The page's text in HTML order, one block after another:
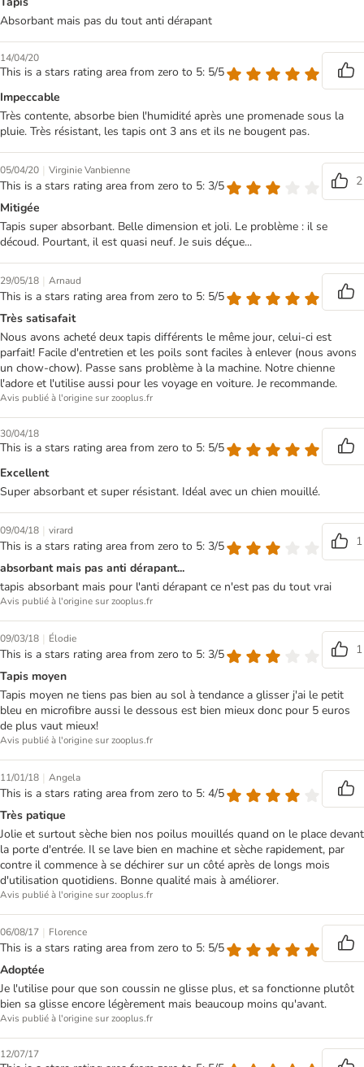
Absorbant mais pas du tout anti dérapant
14/04/20
This is a stars rating area from zero to 5: 5/5
Impeccable
Très contente, absorbe bien l'humidité après une promenade sous la
pluie. Très résistant, les tapis ont 3 ans et ils ne bougent pas.
05/04/20 | Virginie Vanbienne
This is a stars rating area from zero to 5: 3/5
2
Mitigée
Tapis super absorbant. Belle dimension et joli. Le problème : il se
découd. Pourtant, il est quasi neuf. Je suis déçue...
29/05/18 | Arnaud
This is a stars rating area from zero to 5: 5/5
Très satisafait
Nous avons acheté deux tapis différents le même jour, celui-ci est
parfait! Facile d'entretien et les poils sont faciles à enlever (nous avons
un chow-chow). Passe sans problème à la machine. Notre chienne
l'adore et l'utilise aussi pour les voyage en voiture. Je recommande.
Avis publié à l'origine sur zooplus.fr
30/04/18
This is a stars rating area from zero to 5: 5/5
Excellent
Super absorbant et super résistant. Idéal avec un chien mouillé.
09/04/18 | virard
This is a stars rating area from zero to 5: 3/5
1
absorbant mais pas anti dérapant...
tapis absorbant mais pour l'anti dérapant ce n'est pas du tout vrai
Avis publié à l'origine sur zooplus.fr
09/03/18 | Élodie
This is a stars rating area from zero to 5: 3/5
1
Tapis moyen
Tapis moyen ne tiens pas bien au sol à tendance a glisser j'ai le petit
bleu en microfibre aussi le dessous est bien mieux donc pour 5 euros
de plus vaut mieux!
Avis publié à l'origine sur zooplus.fr
11/01/18 | Angela
This is a stars rating area from zero to 5: 4/5
Très patique
Jolie et surtout sèche bien nos poilus mouillés quand on le place devant
la porte d'entrée. Il se lave bien en machine et sèche rapidement, par
contre il commence à se déchirer sur un côté après de longs mois
d'utilisation quotidiens. Bonne qualité mais à améliorer.
Avis publié à l'origine sur zooplus.fr
06/08/17 | Florence
This is a stars rating area from zero to 5: 5/5
Adoptée
Je l'utilise pour que son coussin ne glisse plus, et sa fonctionne plutôt
bien sa glisse encore légèrement mais beaucoup moins qu'avant.
Avis publié à l'origine sur zooplus.fr
12/07/17